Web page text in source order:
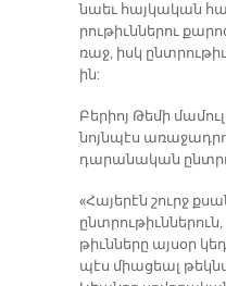
նաեւ հայ­կա­կան
րու­թիւն­նե­րու
ռաջ, իսկ
ին:
Բե­րիոյ Թե­մի
նոյն­պէս
դա­րա­նա­կան
«Հա­յե­րէն շուրջ
թիւն­նե­րը այ­սօր
պէս միա­ցեալ